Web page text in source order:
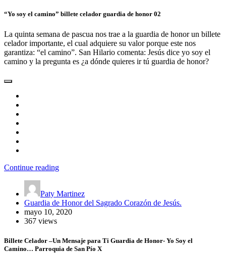
“Yo soy el camino” billete celador guardia de honor 02
La quinta semana de pascua nos trae a la guardia de honor un billete
celador importante, el cual adquiere su valor porque este nos
garantiza: “el camino”. San Hilario comenta: Jesús dice yo soy el
camino y la pregunta es ¿a dónde quieres ir tú guardia de honor?
Continue reading
Paty Martinez
Guardia de Honor del Sagrado Corazón de Jesús.
mayo 10, 2020
367 views
Billete Celador –Un Mensaje para Ti Guardia de Honor- Yo Soy el
Camino… Parroquia de San Pío X